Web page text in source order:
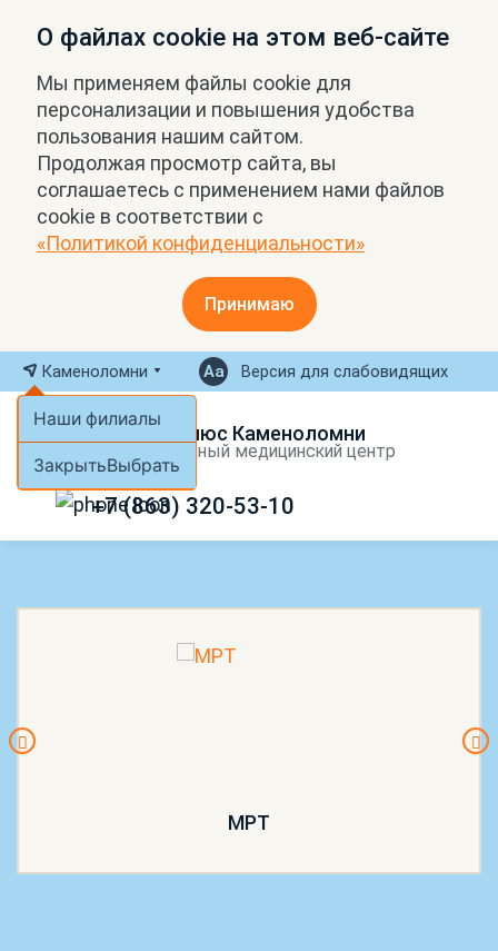
О файлах cookie на этом веб-сайте
Мы применяем файлы cookie для
персонализации и повышения удобства
пользования нашим сайтом.
Продолжая просмотр сайта, вы
соглашаетесь с применением нами файлов
cookie в соответствии с
«Политикой конфиденциальности»
Принимаю
Каменоломни
Наши филиалы
ЗакрытьВыбрать
Версия для слабовидящих
МРТ Плюс Каменоломни
Экспертный медицинский центр
+7 (863) 320-53-10
МРТ